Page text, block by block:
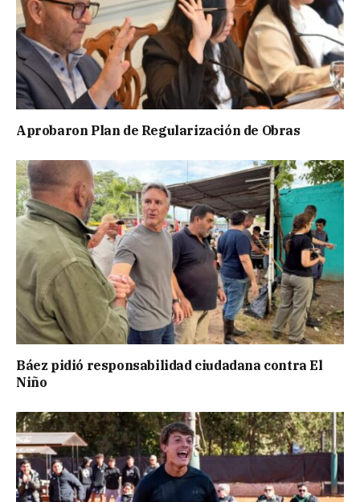
Aprobaron Plan de Regularización de Obras
Báez pidió responsabilidad ciudadana contra El
Niño